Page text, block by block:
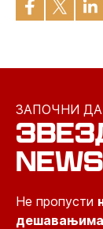
ЗАПОЧНИ
Не пропусти
дешавањима